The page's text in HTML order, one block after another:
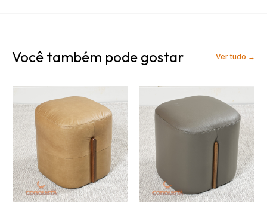
Você também pode gostar Ver tudo →